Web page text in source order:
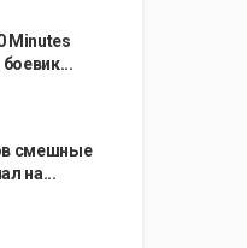
Minutes
смешные
на...